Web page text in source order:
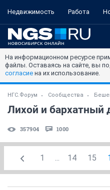
Недвижимость Работа
На информационном ресурсе
файлы. Оставаясь на сайте, вы
согласие на их использование.
357904 1000
1 ... 14 15